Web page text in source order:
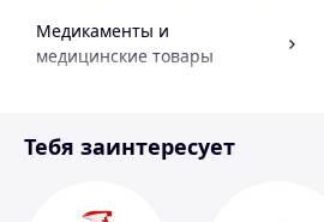
Медикаменты и
медицинские товары
Инструмент
Тебя заинтересует